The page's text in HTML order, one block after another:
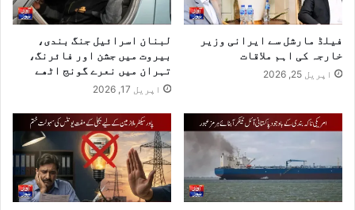
فیلڈ مارشل سے ایرانی وزیر
خارجہ کی اہم ملاقات
اپریل 25, 2026
لبنان اسرائیل جنگ بندی،
بیروت میں جشن اور فائرنگ،
تہران میں نعرے گونج اٹھے
اپریل 17, 2026